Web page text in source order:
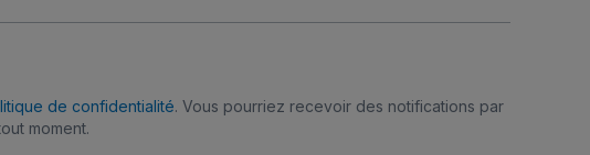
de confidentialité. Vous pourriez recevoir des notifications par
moment.